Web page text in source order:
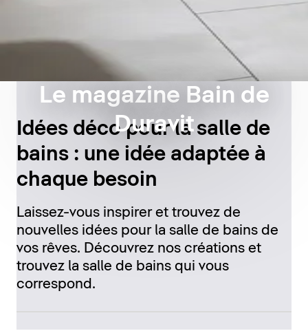
Le magazine Bain de
Duravit
Idées déco pour la salle de
bains : une idée adaptée à
chaque besoin
Laissez-vous inspirer et trouvez de
nouvelles idées pour la salle de bains de
vos rêves. Découvrez nos créations et
trouvez la salle de bains qui vous
correspond.